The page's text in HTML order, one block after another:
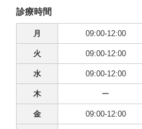
診療時間
月 09:00-12:00
火 09:00-12:00
水 09:00-12:00
木 ー
金 09:00-12:00